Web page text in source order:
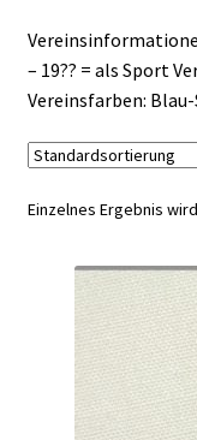
– 19?? = als Sport
Vereinsfarben:
Einzelnes Ergebnis